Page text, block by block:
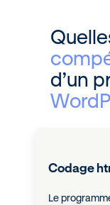
d’un
Codage
Le